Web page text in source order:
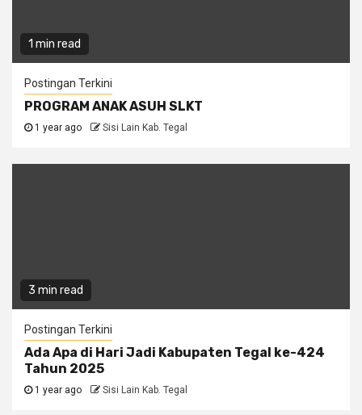
1 min read
Postingan Terkini
PROGRAM ANAK ASUH SLKT
1 year ago Sisi Lain Kab. Tegal
3 min read
Postingan Terkini
Ada Apa di Hari Jadi Kabupaten Tegal ke-424
Tahun 2025
1 year ago Sisi Lain Kab. Tegal